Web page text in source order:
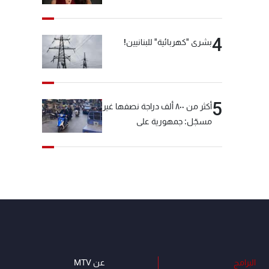
4بشرى "كهربائية" للبنانيين!
5
أكثر من ٨٠٠ ألف دراجة نصفها غير
مسجّل: جمهورية على
البرامج عن MTV